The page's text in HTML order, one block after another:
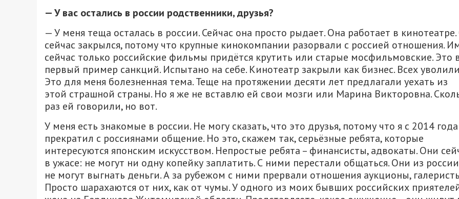
— Увас остались в россии родственники, друзья?
— У меня теща осталась в россии. Сейчас она просто рыдает. Она работает в
сейчас закрылся, потому что крупные кинокомпании разорвали с россией отношения.
сейчас только российские фильмы придётся крутить или старые мосфильмовские. Это
первый пример санкций. Испытано на себе. Кинотеатр закрыли как бизнес. Всех
Это для меня болезненная тема. Теще на протяжении десяти лет предлагали уехать из
этой страшной страны. Но я же не вставлю ей свои мозги или Марина Викторовна.
раз ей говорили, но вот.
У меня есть знакомые в россии. Не могу сказать, что это друзья, потому что я с 2014 года
прекратил с россиянами общение. Но это, скажем так, серьёзные ребята, которые
интересуются японским искусством. Непростые ребята – финансисты, адвокаты. Они
в ужасе: не могут ни одну копейку заплатить. С ними перестали общаться. Они из россии
не могут выгнать деньги. А за рубежом с ними прервали отношения аукционы,
Просто шарахаются от них, как от чумы. У одного из моих бывших российских